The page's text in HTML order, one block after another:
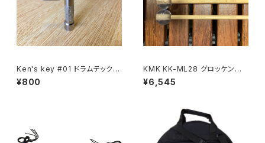
Ken's key #01 ドラムテックが
考えた作業効率と扱いやすさを
追求したチューニングキー
¥800
KMK KK-ML28 グロッケンシュ
ピールマレット
¥6,545